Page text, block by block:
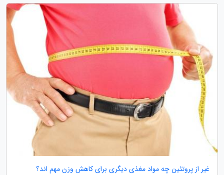
غیر از پروتئین چه مواد مغذی دیگری برای کاهش وزن مهم اند؟